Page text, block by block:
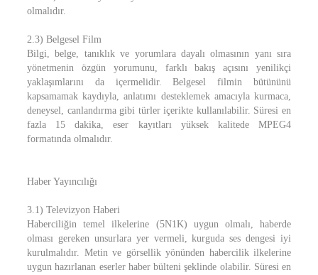
olmalıdır.
2.3) Belgesel Film
Bilgi, belge, tanıklık ve yorumlara dayalı olmasının yanı sıra
yönetmenin özgün yorumunu, farklı bakış açısını yenilikçi
yaklaşımlarını da içermelidir. Belgesel filmin bütününü
kapsamamak kaydıyla, anlatımı desteklemek amacıyla kurmaca,
deneysel, canlandırma gibi türler içerikte kullanılabilir. Süresi en
fazla 15 dakika, eser kayıtları yüksek kalitede MPEG4
formatında olmalıdır.
Haber Yayıncılığı
3.1) Televizyon Haberi
Haberciliğin temel ilkelerine (5N1K) uygun olmalı, haberde
olması gereken unsurlara yer vermeli, kurguda ses dengesi iyi
kurulmalıdır. Metin ve görsellik yönünden habercilik ilkelerine
uygun hazırlanan eserler haber bülteni şeklinde olabilir. Süresi en